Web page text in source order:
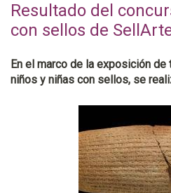
Resultado del
con sellos de
En el marco de la exposición
niños y niñas con sellos, se